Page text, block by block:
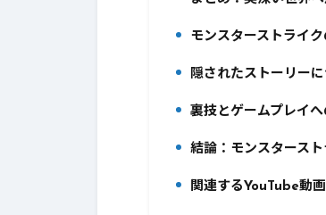
モンスターストライ
7.
隠されたストーリーに
8.
裏技とゲームプレイへ
9.
結論：モンスタース
10.
関連するYouTube動画